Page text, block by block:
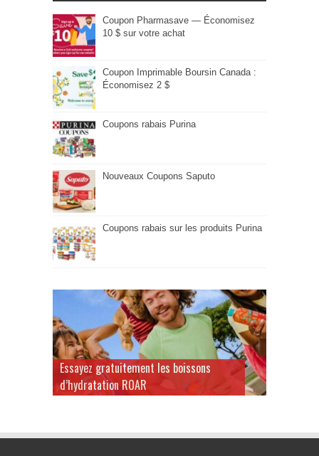
Coupon Pharmasave — Économisez
10 $ sur votre achat
Coupon Imprimable Boursin Canada :
Économisez 2 $
Coupons rabais Purina
Nouveaux Coupons Saputo
Coupons rabais sur les produits Purina
Essayez gratuitement les boissons
d’hydratation ROAR